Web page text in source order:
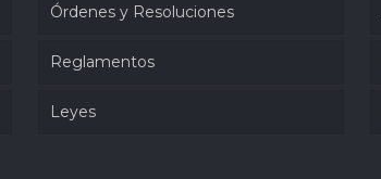
Órdenes y Resoluciones
Reglamentos
Leyes